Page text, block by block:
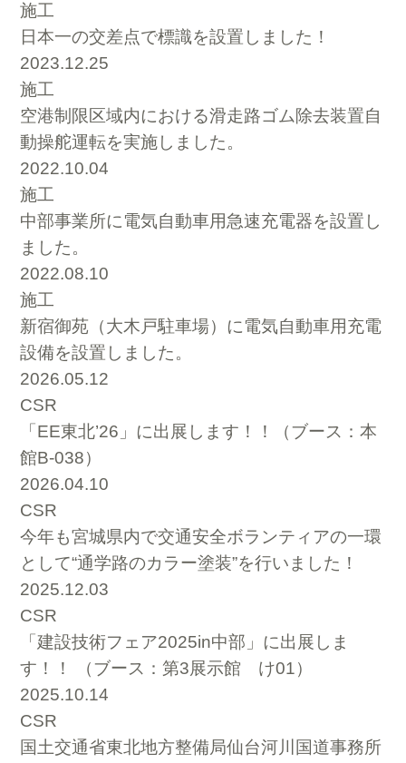
施工
日本一の交差点で標識を設置しました！
2023.12.25
施工
空港制限区域内における滑走路ゴム除去装置自
動操舵運転を実施しました。
2022.10.04
施工
中部事業所に電気自動車用急速充電器を設置し
ました。
2022.08.10
施工
新宿御苑（大木戸駐車場）に電気自動車用充電
設備を設置しました。
2026.05.12
CSR
「EE東北’26」に出展します！！（ブース：本
館B-038）
2026.04.10
CSR
今年も宮城県内で交通安全ボランティアの一環
として“通学路のカラー塗装”を行いました！
2025.12.03
CSR
「建設技術フェア2025in中部」に出展しま
す！！ （ブース：第3展示館 け01）
2025.10.14
CSR
国土交通省東北地方整備局仙台河川国道事務所